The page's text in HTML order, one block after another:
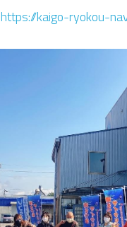
https://kaigo-ryokou-